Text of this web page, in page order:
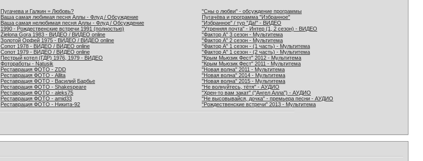
Пугачева и Галкин = Любовь?
Ваша самая любимая песня Аллы - Флуд / Обсуждение
Ваша самая нелюбимая песня Аллы - Флуд / Обсуждение
1990 - Рождественские встречи 1991 (полностью)
Zielona Gora 1983 - ВИДЕО / ВИДЕО online
Золотой Орфей 1975 - ВИДЕО / ВИДЕО online
Сопот 1978 - ВИДЕО / ВИДЕО online
Сопот 1979 - ВИДЕО / ВИДЕО online
Пестрый котел (ГДР) 1976, 1979 - ВИДЕО
Фотоработы - Natusik
Реставрация ФОТО - ZDD
Реставрация ФОТО - Allita
Реставрация ФОТО - Василий Барбье
Реставрация ФОТО - Shakespeare
Реставрация ФОТО - aleks75
Реставрация ФОТО - amid33
Реставрация ФОТО - Никита-92
"Сны о любви" - обсуждение программы
Пугачёва и программа "Избранное"
"Избранное" / тур "Да!" - ВИДЕО
"Утренняя почта" - Интер (1, 2 сезон) - ВИДЕО
"Фактор А" 3 сезон - Мультитема
"Фактор А" 2 сезон - Мультитема
"Фактор А" 1 сезон - (1 часть) - Мультитема
"Фактор А" 1 сезон - (2 часть) - Мультитема
"Крым Мьюзик Фест" 2012 - Мультитема
"Крым Мьюзик Фест" 2011 - Мультитема
"Новая волна" 2011 - Мультитема
"Новая волна" 2014 - Мультитема
"Новая волна" 2015 - Мультитема
"Не волнуйтесь, тётя" - АУДИО
"Хрен-то вам закат" ("Ангел Алла") - АУДИО
"Не высовывайся, дочка" - премьера песни - АУДИО
"Рождественские встречи" 2013 - Мультитема